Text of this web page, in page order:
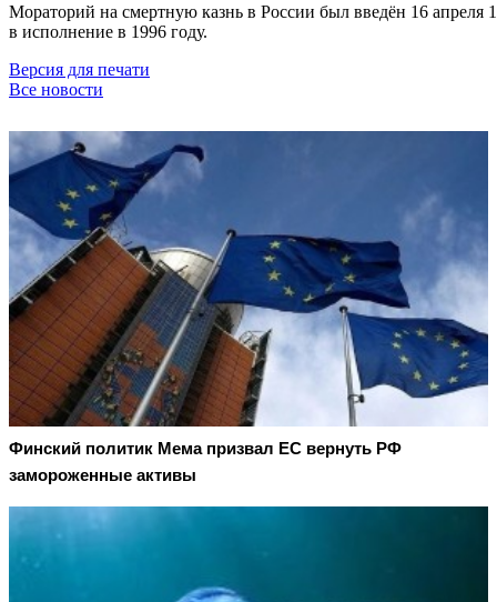
Мораторий на смертную казнь в России был введён 16
в исполнение в 1996 году.
Версия для печати
Все новости
Финский политик Мема призвал ЕС вернуть РФ
замороженные активы